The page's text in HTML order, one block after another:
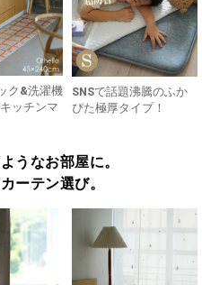
ク&洗濯機
ッチンマ
SNSで話題沸騰のふか
ぴた極厚タイプ！
うなお部屋に。
ーテン選び。